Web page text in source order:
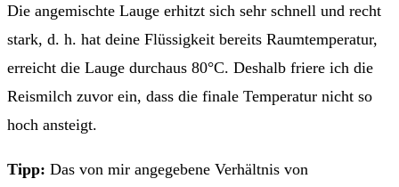
Die angemischte Lauge erhitzt sich sehr schnell und recht
stark, d. h. hat deine Flüssigkeit bereits Raumtemperatur,
erreicht die Lauge durchaus 80°C. Deshalb friere ich die
Reismilch zuvor ein, dass die finale Temperatur nicht so
hoch ansteigt.
Tipp: Das von mir angegebene Verhältnis von